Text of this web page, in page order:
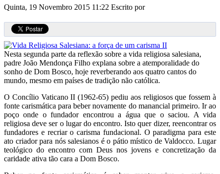
Quinta, 19 Novembro 2015 11:22 Escrito por
Nesta segunda parte da reflexão sobre a vida religiosa salesiana,
padre João Mendonça Filho explana sobre a atemporalidade do
sonho de Dom Bosco, hoje reverberando aos quatro cantos do
mundo, mesmo em países de tradição não católica.
O Concílio Vaticano II (1962-65) pediu aos religiosos que fossem à
fonte carismática para beber novamente do manancial primeiro. Ir ao
poço onde o fundador encontrou a água que o saciou. A vida
religiosa deve ser o lugar do encontro. Isto quer dizer, reencontrar os
fundadores e recriar o carisma fundacional. O paradigma para este
ato criador para nós salesianos é o pátio místico de Valdocco. Lugar
teológico do encontro com Deus nos jovens e concretização da
caridade ativa tão cara a Dom Bosco.